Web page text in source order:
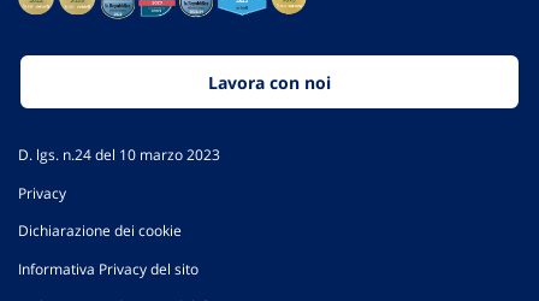
Lavora con noi
D. lgs. n.24 del 10 marzo 2023
Privacy
Dichiarazione dei cookie
Informativa Privacy del sito